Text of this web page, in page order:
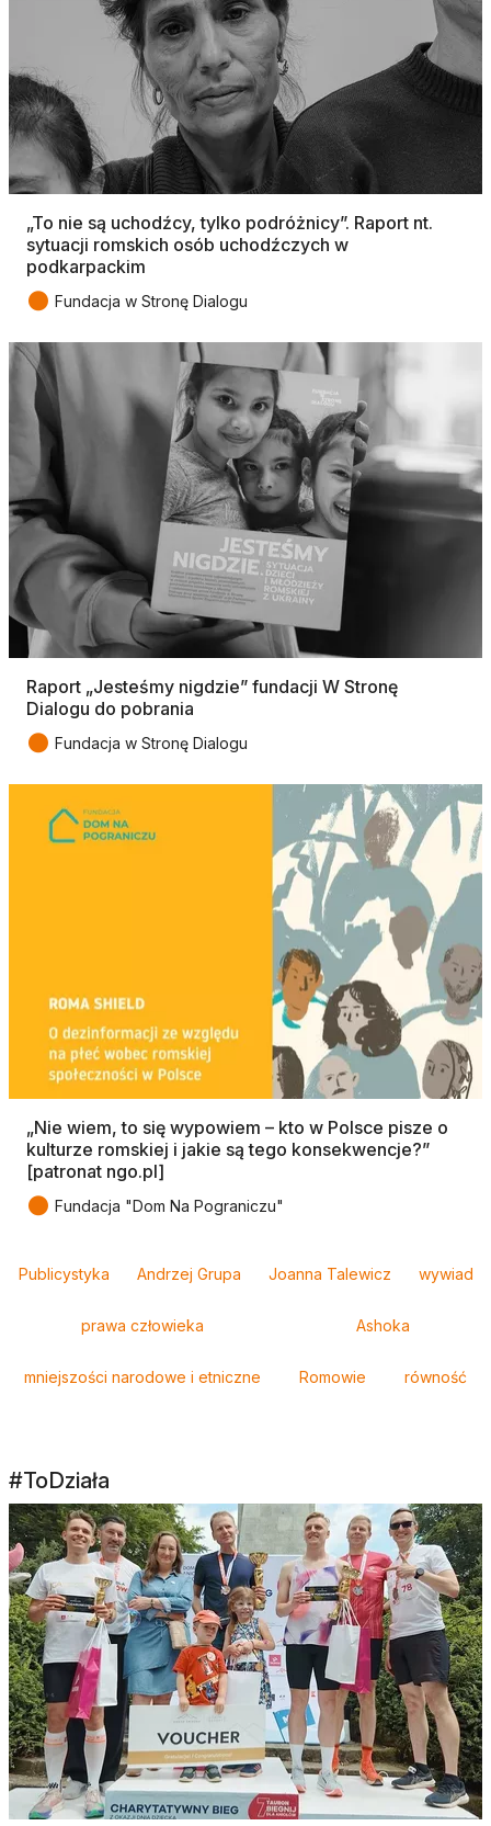
„To nie są uchodźcy, tylko podróżnicy”. Raport nt.
sytuacji romskich osób uchodźczych w
podkarpackim
● Fundacja w Stronę Dialogu
Raport „Jesteśmy nigdzie” fundacji W Stronę
Dialogu do pobrania
● Fundacja w Stronę Dialogu
„Nie wiem, to się wypowiem – kto w Polsce pisze o
kulturze romskiej i jakie są tego konsekwencje?”
[patronat ngo.pl]
● Fundacja "Dom Na Pograniczu"
Publicystyka Andrzej Grupa Joanna Talewicz wywiad
prawa człowieka Ashoka
mniejszości narodowe i etniczne Romowie równość
#ToDziała